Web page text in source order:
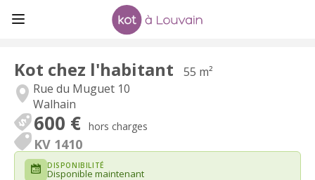
Kot chez l'habitant
55 m²
Rue du Muguet 10
Walhain
600 € hors charges
KV 1410
DISPONIBILITÉ
Disponible maintenant